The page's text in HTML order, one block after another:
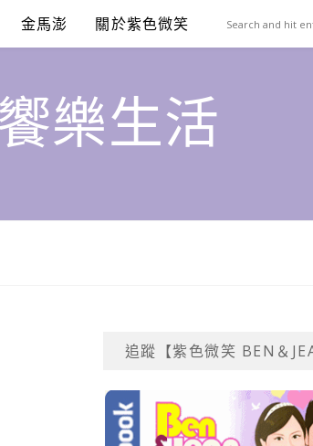
金馬澎 關於紫色微笑
樂生活
追蹤【紫色微笑 BEN＆